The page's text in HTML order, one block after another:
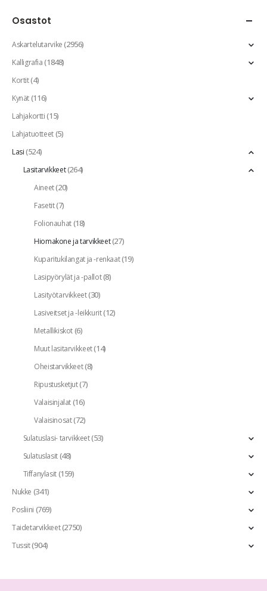
Osastot
Askartelutarvike(2956)
Kalligrafia(1848)
Kortit(4)
Kynät(116)
Lahjakortti(15)
Lahjatuotteet(5)
Lasi(524)
Lasitarvikkeet(264)
Aineet(20)
Fasetit(7)
Folionauhat(18)
Hiomakone ja tarvikkeet(27)
Kuparitukilangat ja -renkaat(19)
Lasipyörylät ja -pallot(8)
Lasityötarvikkeet(30)
Lasiveitset ja -leikkurit(12)
Metallikiskot(6)
Muut lasitarvikkeet(14)
Oheistarvikkeet(8)
Ripustusketjut(7)
Valaisinjalat(16)
Valaisinosat(72)
Sulatuslasi- tarvikkeet(53)
Sulatuslasit(48)
Tiffanylasit(159)
Nukke (341)
Posliini (769)
Taidetarvikkeet(2750)
Tussit(904)